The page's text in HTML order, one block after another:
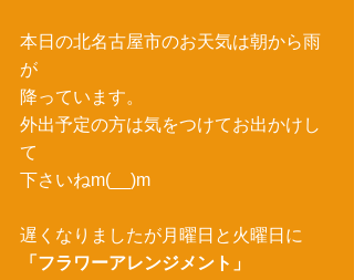
本日の北名古屋市のお天気は朝から雨
が
降っています。
外出予定の方は気をつけてお出かけし
て
下さいねm(__)m
遅くなりましたが月曜日と火曜日に
「フラワーアレンジメント」